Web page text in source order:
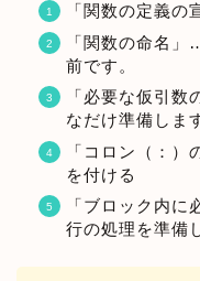
「関数の定義
「関数の命名
前です。
「必要な仮引
なだけ準備しま
「コロン（：
を付ける
「ブロック内
行の処理を準備